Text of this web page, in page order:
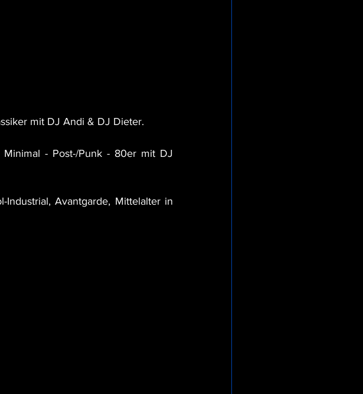
mit DJ Andi & DJ Dieter.
Minimal - Post-/Punk - 80er mit DJ
Avantgarde, Mittelalter in